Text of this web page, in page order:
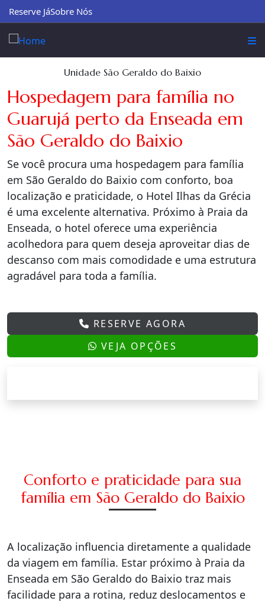
Reserve JáSobre Nós
Unidade São Geraldo do Baixio
Hospedagem para família no
Guarujá perto da Enseada em
São Geraldo do Baixio
Se você procura uma hospedagem para família
em São Geraldo do Baixio com conforto, boa
localização e praticidade, o Hotel Ilhas da Grécia
é uma excelente alternativa. Próximo à Praia da
Enseada, o hotel oferece uma experiência
acolhedora para quem deseja aproveitar dias de
descanso com mais comodidade e uma estrutura
agradável para toda a família.
RESERVE AGORA
VEJA OPÇÕES
Conforto e praticidade para sua
família em São Geraldo do Baixio
A localização influencia diretamente a qualidade
da viagem em família. Estar próximo à Praia da
Enseada em São Geraldo do Baixio traz mais
facilidade para a rotina, reduz deslocamentos e